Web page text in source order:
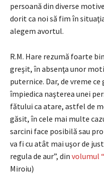
persoană din diverse
dorit ca noi să fim în
alegem avortul.
R.M. Hare rezumă foarte
greşit, în absenţa unor
puternice. Dar, de vreme
împiedica naşterea unei
fătului ca atare, astfel de
găsit, în cele mai multe
sarcini face posibilă sau
va fi cu atât mai uşor de
regula de aur”, din volumul
Miroiu)